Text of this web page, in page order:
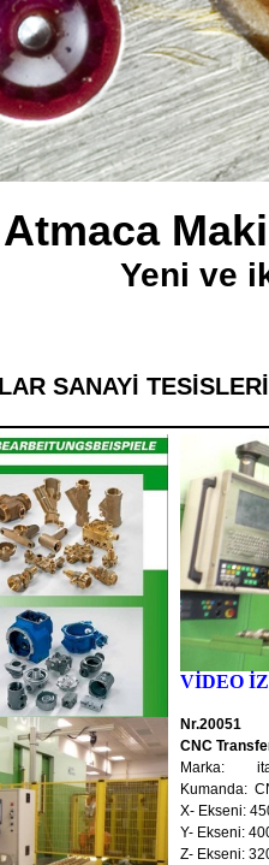
Atmaca
Yeni ve
SANAYİ TESİSLERİ
VİDEO
Nr.20051
CNC
Marka:
Kumanda:
X- Ekseni:
Y- Ekseni:
Z- Ekseni: